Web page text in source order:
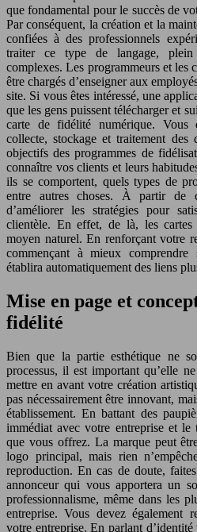
que fondamental pour le succès de
Par conséquent, la création et la
confiées à des professionnels
traiter ce type de langage, plein
complexes. Les programmeurs et les
être chargés d’enseigner aux
site. Si vous êtes intéressé, une
que les gens puissent télécharger et
carte de fidélité numérique. Vous
collecte, stockage et traitement des
objectifs des programmes de
connaître vos clients et leurs
ils se comportent, quels types de
entre autres choses. À partir de
d’améliorer les stratégies pour
clientèle. En effet, de là, les
moyen naturel. En renforçant votre
commençant à mieux comprendre
établira automatiquement des liens
Mise en page et
fidélité
Bien que la partie esthétique ne
processus, il est important qu’elle
mettre en avant votre création
pas nécessairement être innovant,
établissement. En battant des
immédiat avec votre entreprise et
que vous offrez. La marque peut
logo principal, mais rien
reproduction. En cas de doute,
annonceur qui vous apportera un
professionnalisme, même dans les
entreprise. Vous devez également
votre entreprise. En parlant